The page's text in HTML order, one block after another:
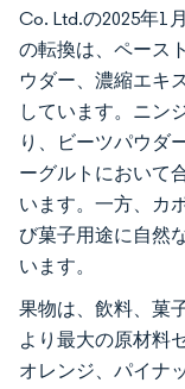
Co. Ltd.の2025年1
の転換は、ペース
ウダー、濃縮エキ
しています。ニン
り、ビーツパウダ
ーグルトにおいて
います。一方、カ
び菓子用途に自然
います。
果物は、飲料、菓
より最大の原材料
オレンジ、パイナ